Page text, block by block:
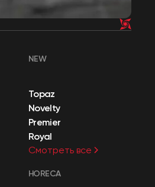
NEW
Topaz
Novelty
Premier
Royal
Смотреть все
HORECA